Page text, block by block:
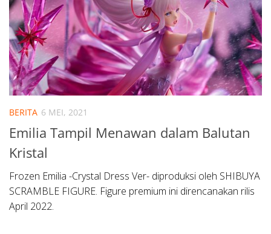
BERITA 6 MEI, 2021
Emilia Tampil Menawan dalam Balutan
Kristal
Frozen Emilia -Crystal Dress Ver- diproduksi oleh SHIBUYA
SCRAMBLE FIGURE. Figure premium ini direncanakan rilis
April 2022.